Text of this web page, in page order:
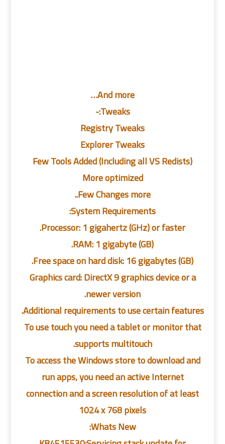
And more…
Tweaks:-
Registry Tweaks
Explorer Tweaks
Few Tools Added (Including all VS Redists)
More optimized
Few Changes more..
System Requirements:
Processor: 1 gigahertz (GHz) or faster.
RAM: 1 gigabyte (GB).
Free space on hard disk: 16 gigabytes (GB).
Graphics card: DirectX 9 graphics device or a
newer version.
Additional requirements to use certain features.
To use touch you need a tablet or monitor that
supports multitouch.
To access the Windows store to download and
run apps, you need an active Internet
connection and a screen resolution of at least
1024 x 768 pixels
Whats New: